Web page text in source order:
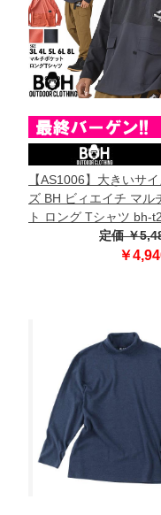
【AS1006】大きいサ
ズ BH ビィエイチ マル
ト ロング Tシャツ bh-
定価 ￥
￥